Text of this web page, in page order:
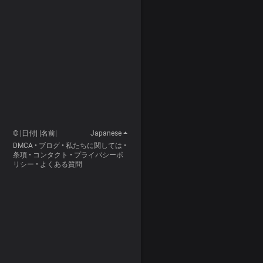
© |日付| |名前|
Japanese
DMCA • ブログ • 私たちに関しては •
条項 • コンタクト • プライバシーポ
リシー • よくある質問